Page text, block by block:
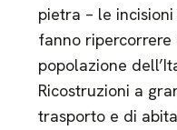
pietra – le
fanno
popolazione
Ricostruzioni a
trasporto e di